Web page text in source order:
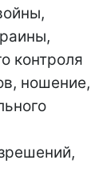
контроля
ношение,